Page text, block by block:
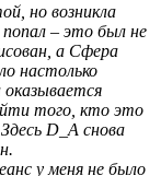
но возникла
– это был не
а Сфера
настолько
оказывается
того, кто это
D A снова
у меня не было